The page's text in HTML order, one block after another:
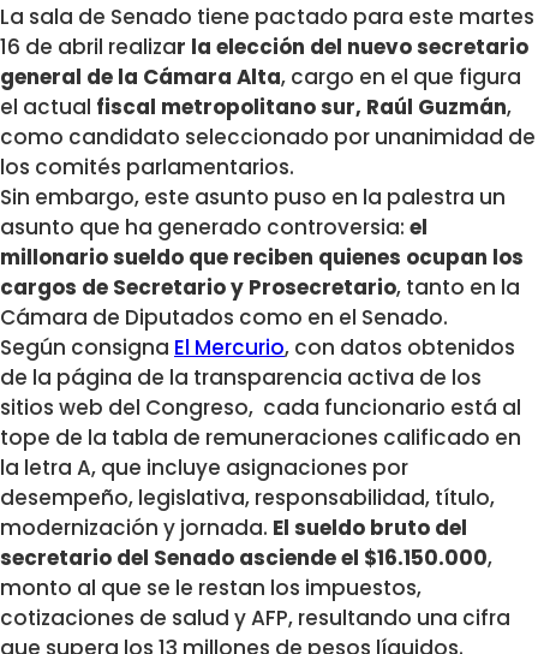
La sala de Senado tiene pactado para este martes
16 de abril realizar la elección del nuevo secretario
general de la Cámara Alta, cargo en el que figura
el actual fiscal metropolitano sur, Raúl Guzmán,
como candidato seleccionado por unanimidad de
los comités parlamentarios.
Sin embargo, este asunto puso en la palestra un
asunto que ha generado controversia: el
millonario sueldo que reciben quienes ocupan los
cargos de Secretario y Prosecretario, tanto en la
Cámara de Diputados como en el Senado.
Según consigna El Mercurio, con datos obtenidos
de la página de la transparencia activa de los
sitios web del Congreso, cada funcionario está al
tope de la tabla de remuneraciones calificado en
la letra A, que incluye asignaciones por
desempeño, legislativa, responsabilidad, título,
modernización y jornada. El sueldo bruto del
secretario del Senado asciende el $16.150.000,
monto al que se le restan los impuestos,
cotizaciones de salud y AFP, resultando una cifra
que supera los 13 millones de pesos líquidos.